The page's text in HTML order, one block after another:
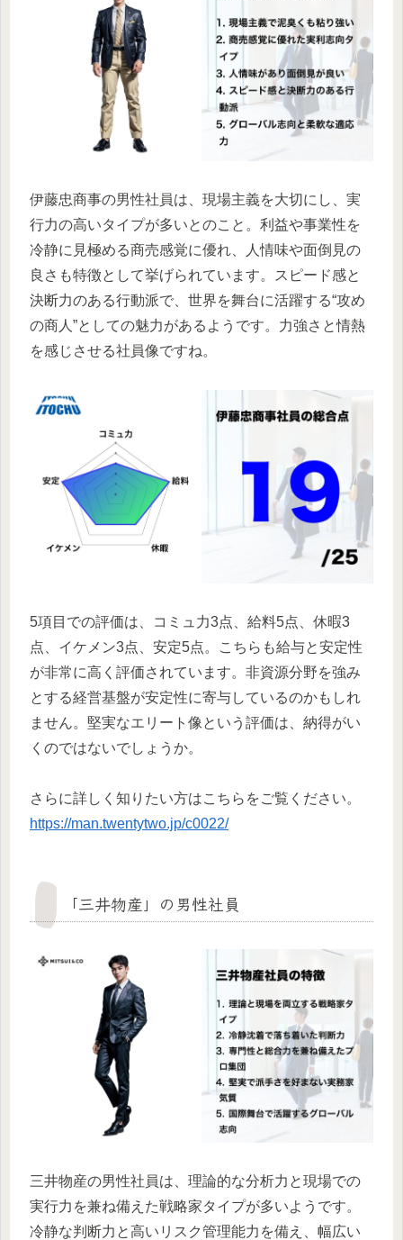
伊藤忠商事の男性社員は、現場主義を大切にし、実
行力の高いタイプが多いとのこと。利益や事業性を
冷静に見極める商売感覚に優れ、人情味や面倒見の
良さも特徴として挙げられています。スピード感と
決断力のある行動派で、世界を舞台に活躍する“攻め
の商人”としての魅力があるようです。力強さと情熱
を感じさせる社員像ですね。
5項目での評価は、コミュ力3点、給料5点、休暇3
点、イケメン3点、安定5点。こちらも給与と安定性
が非常に高く評価されています。非資源分野を強み
とする経営基盤が安定性に寄与しているのかもしれ
ません。堅実なエリート像という評価は、納得がい
くのではないでしょうか。
さらに詳しく知りたい方はこちらをご覧ください。
https://man.twentytwo.jp/c0022/
「三井物産」の男性社員
三井物産の男性社員は、理論的な分析力と現場での
実行力を兼ね備えた戦略家タイプが多いようです。
冷静な判断力と高いリスク管理能力を備え、幅広い